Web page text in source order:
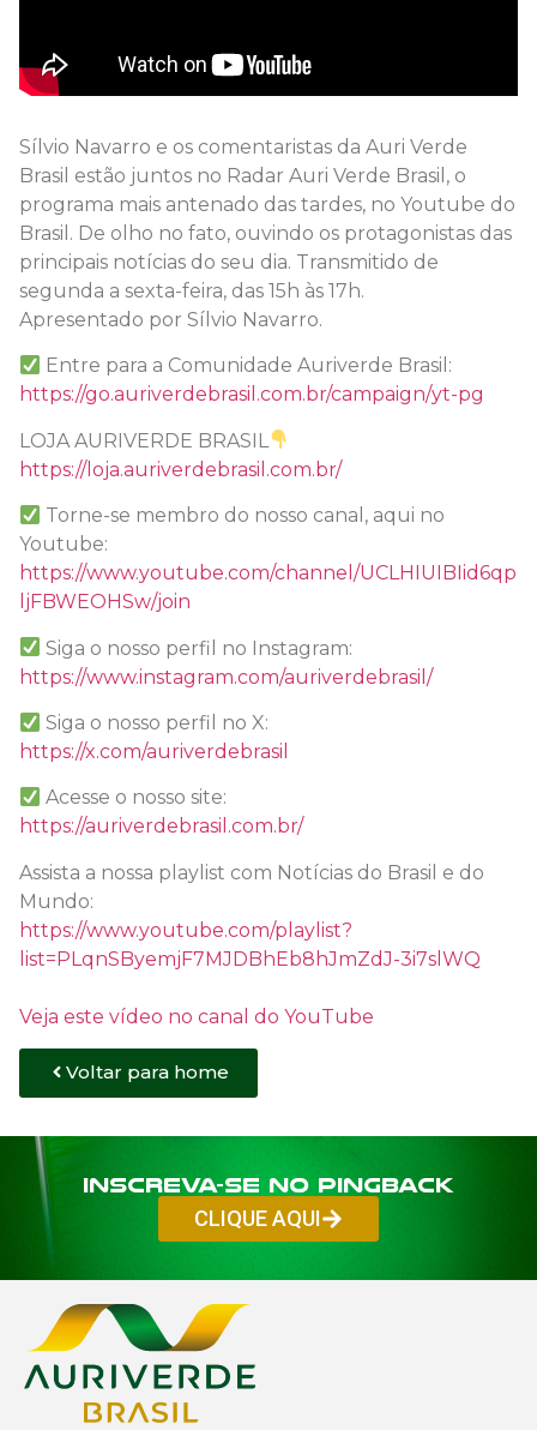
Sílvio Navarro e os comentaristas da Auri Verde
Brasil estão juntos no Radar Auri Verde Brasil, o
programa mais antenado das tardes, no Youtube do
Brasil. De olho no fato, ouvindo os protagonistas das
principais notícias do seu dia. Transmitido de
segunda a sexta-feira, das 15h às 17h.
Apresentado por Sílvio Navarro.
Entre para a Comunidade Auriverde Brasil:
https://go.auriverdebrasil.com.br/campaign/yt-pg
LOJA AURIVERDE BRASIL
https://loja.auriverdebrasil.com.br/
Torne-se membro do nosso canal, aqui no
Youtube:
https://www.youtube.com/channel/UCLHIUIBIid6qp
ljFBWEOHSw/join
Siga o nosso perfil no Instagram:
https://www.instagram.com/auriverdebrasil/
Siga o nosso perfil no X:
https://x.com/auriverdebrasil
Acesse o nosso site:
https://auriverdebrasil.com.br/
Assista a nossa playlist com Notícias do Brasil e do
Mundo:
https://www.youtube.com/playlist?
list=PLqnSByemjF7MJDBhEb8hJmZdJ-3i7slWQ
Veja este vídeo no canal do YouTube
Voltar para home
Inscreva-se no PINGBACK
CLIQUE AQUI